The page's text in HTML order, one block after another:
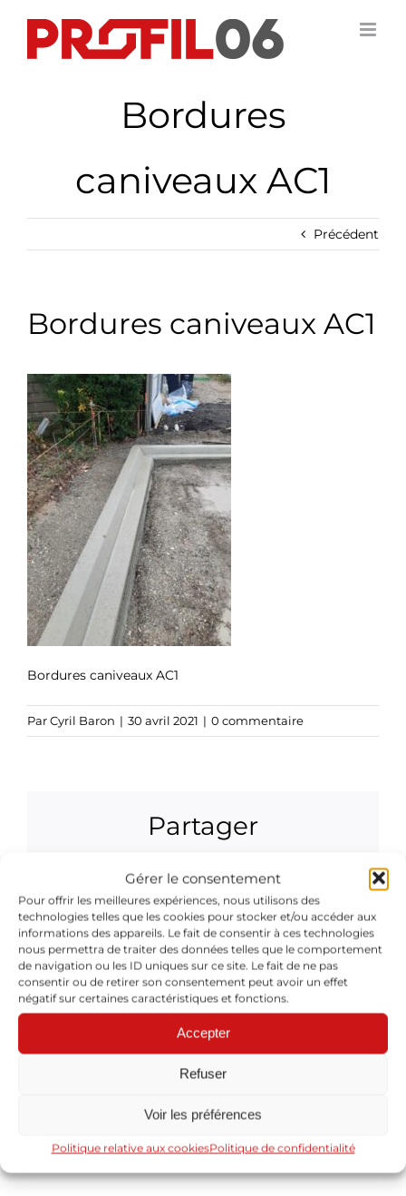
Gérer le consentement
Pour offrir les meilleures expériences, nous utilisons des
technologies telles que les cookies pour stocker et/ou accéder aux
informations des appareils. Le fait de consentir à ces technologies
nous permettra de traiter des données telles que le comportement
de navigation ou les ID uniques sur ce site. Le fait de ne pas
consentir ou de retirer son consentement peut avoir un effet
négatif sur certaines caractéristiques et fonctions.
Accepter
Refuser
Voir les préférences
Politique relative aux cookiesPolitique de confidentialité
contenu
Bordures
caniveaux AC1
Précédent
Bordures caniveaux AC1
Bordures caniveaux AC1
ParCyril Baron | 30 avril 2021 | 0 commentaire
Partager
Email
À propos de l'auteur :Cyril Baron
Laisser un commentaire
Vous devez êtreidentifiépour poster un commentaire.